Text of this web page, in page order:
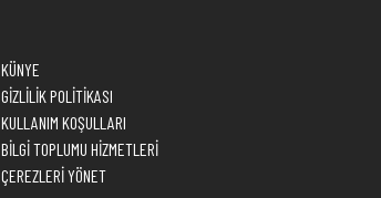
KÜNYE
GİZLİLİK POLİTİKASI
KULLANIM KOŞULLARI
BİLGİ TOPLUMU HİZMETLERİ
ÇEREZLERİ YÖNET